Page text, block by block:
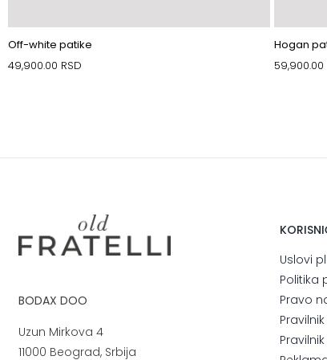
Off-white patike
49,900.00 RSD
Hogan
59,900.00
BODAX DOO
Uzun Mirkova 4
11000 Beograd, Srbija
Uslovi
Politika
Pravo